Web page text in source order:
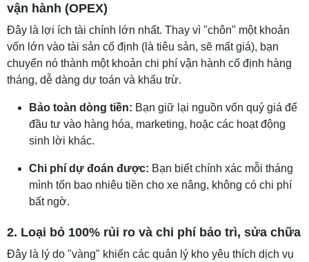
vận hành (OPEX)
Đây là lợi ích tài chính lớn nhất. Thay vì "chôn" một khoản
vốn lớn vào tài sản cố định (là tiêu sản, sẽ mất giá), bạn
chuyển nó thành một khoản chi phí vận hành cố định hàng
tháng, dễ dàng dự toán và khấu trừ.
Bảo toàn dòng tiền: Bạn giữ lại nguồn vốn quý giá để
đầu tư vào hàng hóa, marketing, hoặc các hoạt động
sinh lời khác.
Chi phí dự đoán được: Bạn biết chính xác mỗi tháng
mình tốn bao nhiêu tiền cho xe nâng, không có chi phí
bất ngờ.
2. Loại bỏ 100% rủi ro và chi phí bảo trì, sửa chữa
Đây là lý do "vàng" khiến các quản lý kho yêu thích dịch vụ